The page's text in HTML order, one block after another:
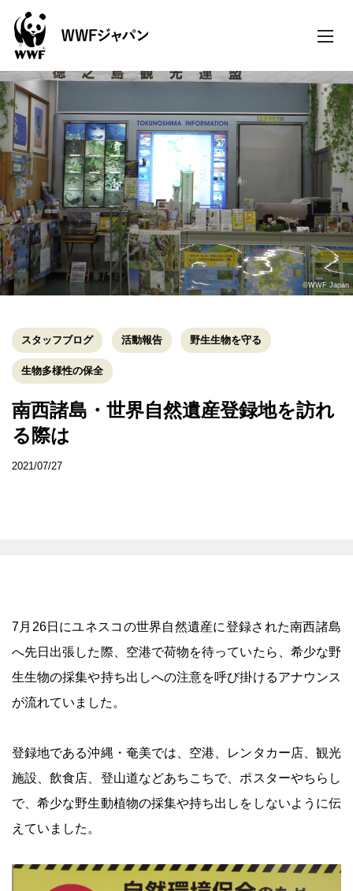
toggle
©WWF Japan
スタッフブログ 活動報告 野生生物を守る
生物多様性の保全
南西諸島・世界自然遺産登録地を訪れ
る際は
2021/07/27
7月26日にユネスコの世界自然遺産に登録された南西諸島
へ先日出張した際、空港で荷物を待っていたら、希少な野
生生物の採集や持ち出しへの注意を呼び掛けるアナウンス
が流れていました。
登録地である沖縄・奄美では、空港、レンタカー店、観光
施設、飲食店、登山道などあちこちで、ポスターやちらし
で、希少な野生動植物の採集や持ち出しをしないように伝
えていました。